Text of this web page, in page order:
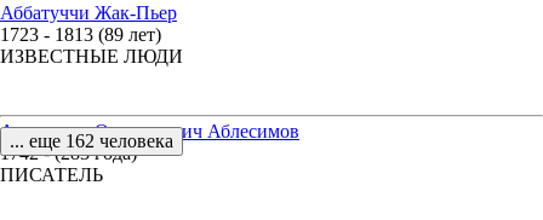
Аббатуччи Жак-Пьер
1723 - 1813 (89 лет)
ИЗВЕСТНЫЕ ЛЮДИ
Александр Онисимович Аблесимов
1742 - (283 года)
ПИСАТЕЛЬ
... еще 162 человека